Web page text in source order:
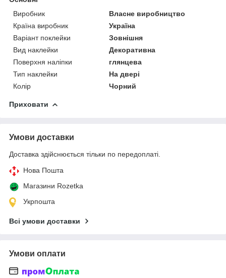
Виробник
Власне виробництво
Країна виробник
Україна
Варіант поклейки
Зовнішня
Вид наклейки
Декоративна
Поверхня наліпки
глянцева
Тип наклейки
На двері
Колір
Чорний
Приховати
Умови доставки
Доставка здійснюється тільки по передоплаті.
Нова Пошта
Магазини Rozetka
Укрпошта
Всі умови доставки
Умови оплати